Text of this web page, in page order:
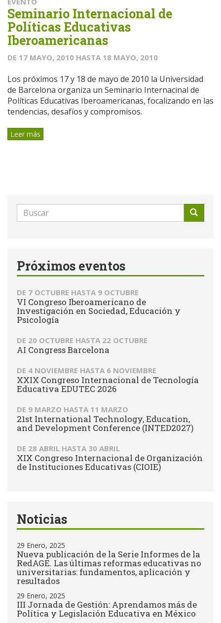
Seminario Internacional de
Políticas Educativas
Iberoamericanas
DE 17 MAYO, 2010 HASTA 18 MAYO, 2010
Los próximos 17 y 18 de mayo de 2010 la Universidad
de Barcelona organiza un Seminario Internacinal de
Políticas Educativas Iberoamericanas, focalizando en las
tendencias, desafíos y compromisos.
Leer más
Formulario
de
Próximos eventos
DE 7 OCTUBRE HASTA 9 OCTUBRE
VI Congreso Iberoamericano de
Investigación en Sociedad, Educación y
Psicología
DE 20 OCTUBRE HASTA 22 OCTUBRE
AI Congress Barcelona
DE 4 NOVIEMBRE HASTA 6 NOVIEMBRE
XXIX Congreso Internacional de Tecnología
Educativa EDUTEC 2026
DE 9 MARZO HASTA 11 MARZO
21st International Technology, Education,
and Development Conference (INTED2027)
DE 28 ABRIL HASTA 30 ABRIL
XIX Congreso Internacional de Organización
de Instituciones Educativas (CIOIE)
Noticias
29 Enero, 2025
Nueva publicación de la Serie Informes de la
RedAGE. Las últimas reformas educativas no
universitarias: fundamentos, aplicación y
resultados
29 Enero, 2025
III Jornada de Gestión: Aprendamos más de
Política y Legislación Educativa en México